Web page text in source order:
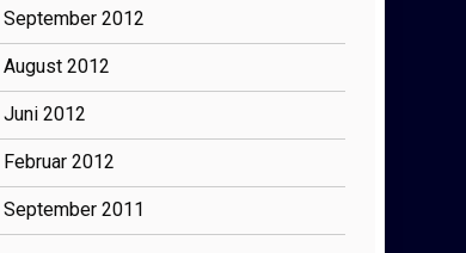
September 2012
August 2012
Juni 2012
Februar 2012
September 2011